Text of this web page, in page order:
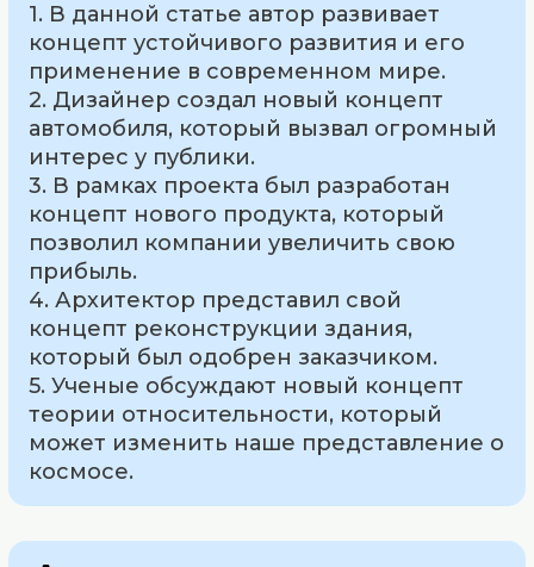
1. В данной статье автор развивает
концепт устойчивого развития и его
применение в современном мире.
2. Дизайнер создал новый концепт
автомобиля, который вызвал огромный
интерес у публики.
3. В рамках проекта был разработан
концепт нового продукта, который
позволил компании увеличить свою
прибыль.
4. Архитектор представил свой
концепт реконструкции здания,
который был одобрен заказчиком.
5. Ученые обсуждают новый концепт
теории относительности, который
может изменить наше представление о
космосе.